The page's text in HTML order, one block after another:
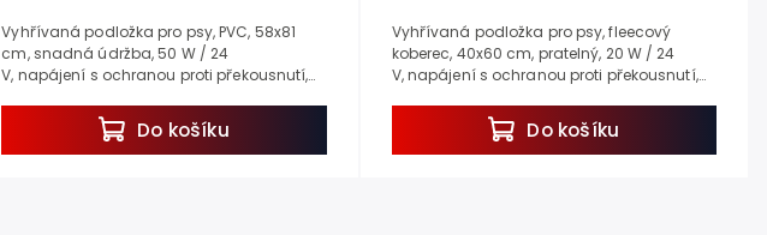
Do košíku
Vyhřívaná podložka pro psy, PVC, 58x81
cm, snadná údržba, 50 W / 24
V, napájení s ochranou proti překousnutí,
Do košíku
Vyhřívaná podložka pro psy, fleecový
koberec, 40x60 cm, pratelný, 20 W / 24
V, napájení s ochranou proti překousnutí,